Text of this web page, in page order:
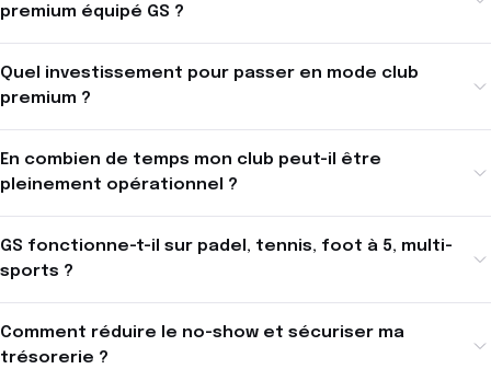
premium équipé GS ?
Quel investissement pour passer en mode club
premium ?
En combien de temps mon club peut-il être
pleinement opérationnel ?
GS fonctionne-t-il sur padel, tennis, foot à 5, multi-
sports ?
Comment réduire le no-show et sécuriser ma
trésorerie ?